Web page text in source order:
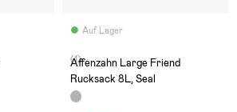
Auf Lager
(1)
Affenzahn Large Friend
Rucksack 8L, Seal